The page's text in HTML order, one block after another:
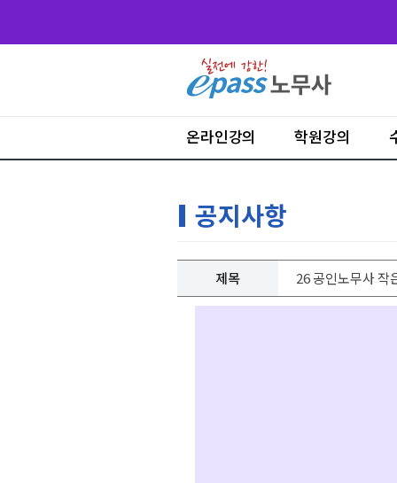
온라인강의 학원강의
공지사항
제목 26 공인노무사 작